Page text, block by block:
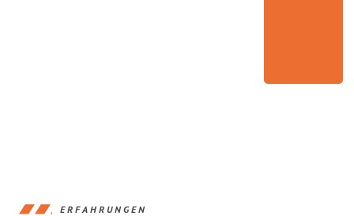
ERFAHRUNGEN